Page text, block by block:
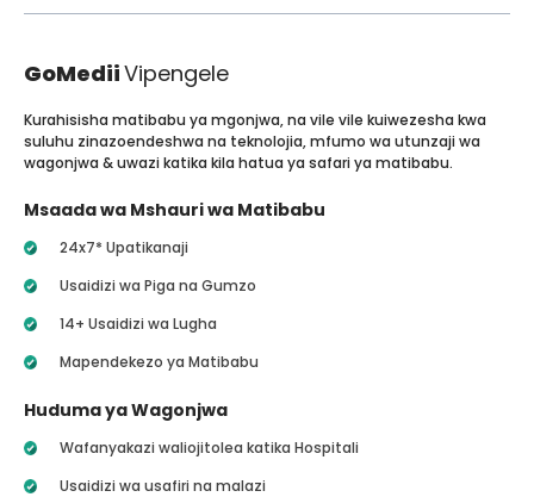
GoMediiVipengele
Kurahisisha matibabu ya mgonjwa, na vile vile kuiwezesha kwa
suluhu zinazoendeshwa na teknolojia, mfumo wa utunzaji wa
wagonjwa & uwazi katika kila hatua ya safari ya matibabu.
Msaada wa Mshauri wa Matibabu
24x7* Upatikanaji
Usaidizi wa Piga na Gumzo
14+ Usaidizi wa Lugha
Mapendekezo ya Matibabu
Huduma ya Wagonjwa
Wafanyakazi waliojitolea katika Hospitali
Usaidizi wa usafiri na malazi